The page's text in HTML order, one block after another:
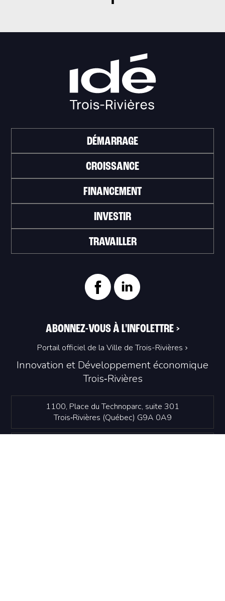
Innovation et Développement économique
Trois‑Rivières
1100, Place du Technoparc, suite 301
Trois‑Rivières (Québec) G9A 0A9
DÉMARRAGE
CROISSANCE
FINANCEMENT
INVESTIR
TRAVAILLER
ABONNEZ-VOUS À L'INFOLETTRE >
Portail officiel de la Ville de Trois-Rivières